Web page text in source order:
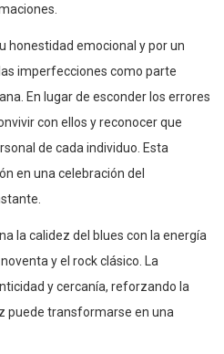
honestidad emocional y por un
imperfecciones como parte
En lugar de esconder los errores
con ellos y reconocer que
de cada individuo. Esta
en una celebración del
la calidez del blues con la energía
y el rock clásico. La
y cercanía, reforzando la
puede transformarse en una